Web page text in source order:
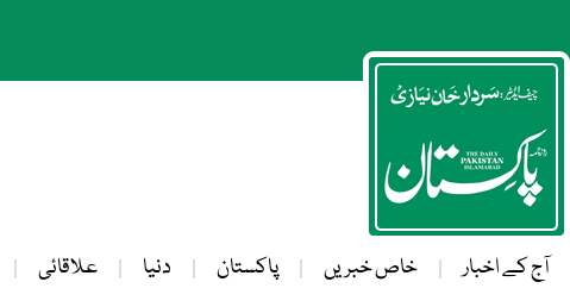
آج کے اخبار خاص خبریں پاکستان دنیا علاقائی